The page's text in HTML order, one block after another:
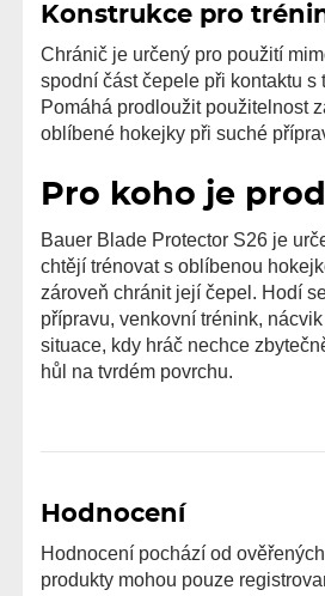
Konstrukce pro
Chránič je určený pro použití
spodní část čepele při kontaktu s
Pomáhá prodloužit použitelnost
oblíbené hokejky při suché
Pro koho je
Bauer Blade Protector S26 je
chtějí trénovat s oblíbenou
zároveň chránit její čepel. Hodí
přípravu, venkovní trénink,
situace, kdy hráč nechce
hůl na tvrdém povrchu.
Hodnocení
Hodnocení pochází od
produkty mohou pouze